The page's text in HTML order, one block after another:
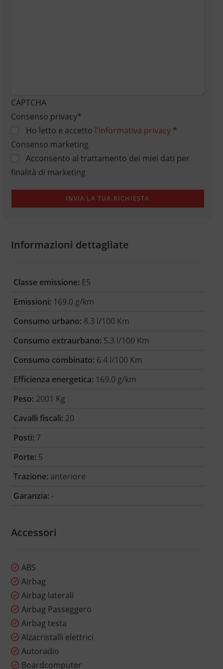
CAPTCHA
Consenso privacy*
Ho letto e accetto l'informativa privacy*
Consenso marketing
Acconsento al trattamento dei miei dati per
finalità di marketing
Informazioni dettagliate
Classe emissione: E5
Emissioni: 169.0 g/km
Consumo urbano: 8.3 l/100 Km
Consumo extraurbano: 5.3 l/100 Km
Consumo combinato: 6.4 l/100 Km
Efficienza energetica: 169.0 g/km
Peso: 2001 Kg
Cavalli fiscali: 20
Posti: 7
Porte: 5
Trazione: anteriore
Garanzia: -
Accessori
ABS
Airbag
Airbag laterali
Airbag Passeggero
Airbag testa
Alzacristalli elettrici
Autoradio
Boardcomputer